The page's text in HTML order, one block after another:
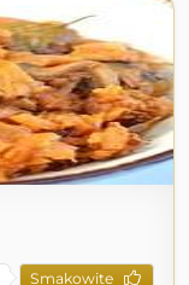
Smakowite